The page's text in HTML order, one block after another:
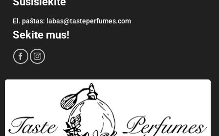
El. paštas: labas@tasteperfumes.com
Sekite mus!